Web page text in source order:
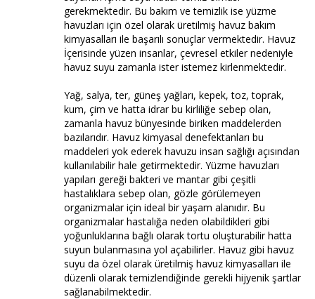
gerekmektedir. Bu bakım ve temizlik ise yüzme
havuzları için özel olarak üretilmiş havuz bakım
kimyasalları ile başarılı sonuçlar vermektedir. Havuz
İçerisinde yüzen insanlar, çevresel etkiler nedeniyle
havuz suyu zamanla ister istemez kirlenmektedir.
Yağ, salya, ter, güneş yağları, kepek, toz, toprak,
kum, çim ve hatta idrar bu kirliliğe sebep olan,
zamanla havuz bünyesinde biriken maddelerden
bazılarıdır. Havuz kimyasal denefektanları bu
maddeleri yok ederek havuzu insan sağlığı açısından
kullanılabilir hale getirmektedir. Yüzme havuzları
yapıları gereği bakteri ve mantar gibi çeşitli
hastalıklara sebep olan, gözle görülemeyen
organizmalar için ideal bir yaşam alanıdır. Bu
organizmalar hastalığa neden olabildikleri gibi
yoğunluklarına bağlı olarak tortu oluşturabilir hatta
suyun bulanmasına yol açabilirler. Havuz gibi havuz
suyu da özel olarak üretilmiş havuz kimyasalları ile
düzenli olarak temizlendiğinde gerekli hijyenik şartlar
sağlanabilmektedir.